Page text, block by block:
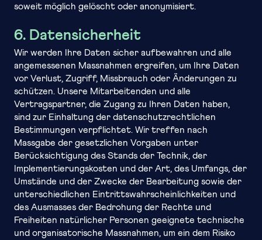
soweit möglich gelöscht oder anonymisiert.
6. Datensicherheit
Wir werden Ihre Daten sicher aufbewahren und alle
angemessenen Massnahmen ergreifen, um Ihre Daten
vor Verlust, Zugriff, Missbrauch oder Änderungen zu
schützen. Unsere Mitarbeitenden und alle
Vertragspartner, die Zugang zu Ihren Daten haben,
sind zur Einhaltung der datenschutzrechtlichen
Bestimmungen verpflichtet. Wir treffen nach
Massgabe der gesetzlichen Vorgaben unter
Berücksichtigung des Stands der Technik, der
Implementierungskosten und der Art, des Umfangs, der
Umstände und der Zwecke der Bearbeitung sowie der
unterschiedlichen Eintrittswahrscheinlichkeiten und
des Ausmasses der Bedrohung der Rechte und
Freiheiten natürlicher Personen geeignete technische
und organisatorische Massnahmen, um ein dem Risiko